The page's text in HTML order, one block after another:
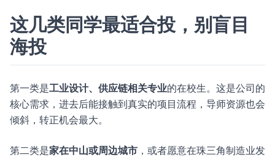
这几类同学最适合投，别盲目
海投
第一类是工业设计、供应链相关专业的在校生。这是公司的
核心需求，进去后能接触到真实的项目流程，导师资源也会
倾斜，转正机会最大。
第二类是家在中山或周边城市 ，或者愿意在珠三角制造业发